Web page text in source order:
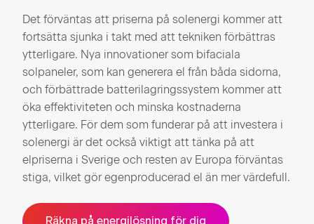
Det förväntas att priserna på solenergi kommer att
fortsätta sjunka i takt med att tekniken förbättras
ytterligare. Nya innovationer som bifaciala
solpaneler, som kan generera el från båda sidorna,
och förbättrade batterilagringssystem kommer att
öka effektiviteten och minska kostnaderna
ytterligare. För dem som funderar på att investera i
solenergi är det också viktigt att tänka på att
elpriserna i Sverige och resten av Europa förväntas
stiga, vilket gör egenproducerad el än mer värdefull.
Räkna på energilösning för dig